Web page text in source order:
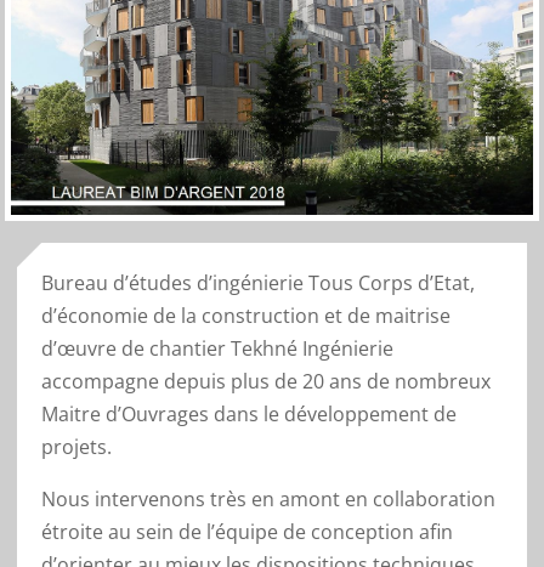
Bureau d’études d’ingénierie Tous Corps d’Etat,
d’économie de la construction et de maitrise
d’œuvre de chantier Tekhné Ingénierie
accompagne depuis plus de 20 ans de nombreux
Maitre d’Ouvrages dans le développement de
projets.
Nous intervenons très en amont en collaboration
étroite au sein de l’équipe de conception afin